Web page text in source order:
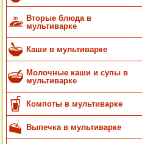
Вторые блюда в
мультиварке
Каши в мультиварке
Молочные каши и супы в
мультиварке
Компоты в мультиварке
Выпечка в мультиварке